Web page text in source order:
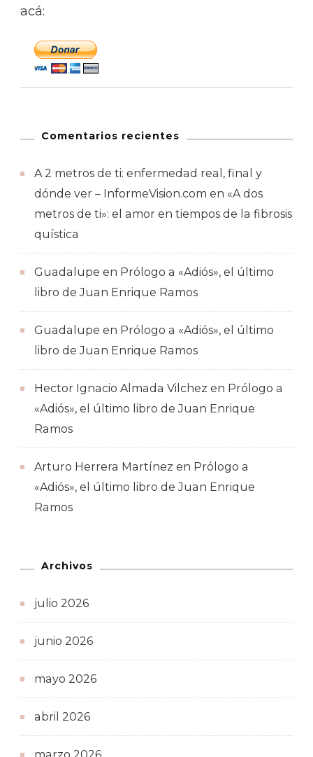
acá:
Comentarios recientes
A 2 metros de ti: enfermedad real, final y
dónde ver – InformeVision.com en «A dos
metros de ti»: el amor en tiempos de la fibrosis
quística
Guadalupe en Prólogo a «Adiós», el último
libro de Juan Enrique Ramos
Guadalupe en Prólogo a «Adiós», el último
libro de Juan Enrique Ramos
Hector Ignacio Almada Vilchez en Prólogo a
«Adiós», el último libro de Juan Enrique
Ramos
Arturo Herrera Martínez en Prólogo a
«Adiós», el último libro de Juan Enrique
Ramos
Archivos
julio 2026
junio 2026
mayo 2026
abril 2026